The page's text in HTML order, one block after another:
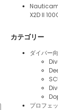
X2D II
カテゴリー
ダイバー
プロフェ